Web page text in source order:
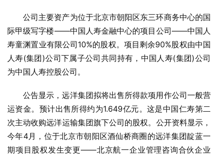
公司主要资产为位于北京市朝阳区东三环商务中心的国
际甲级写字楼——中国人寿金融中心的项目公司——中国人
寿童渊置业有限公司10%的股权。项目剩余90%股权由中国
人寿(集团)公司下属子公司共同持有，中国人寿(集团)公司
为中国人寿控股公司。
公告显示，远洋集团拟将出售所得款项用作公司一般营
运资金。预计出售所得约为1.649亿元。这是中国仁寿第二
次主动收购远洋运输集团旗下公司的股权。公开资料显示，
今年4月，位于北京市朝阳区酒仙桥商圈的远洋集团靛蓝一
期项目股权发生变更——北京航一企业管理咨询合伙企业